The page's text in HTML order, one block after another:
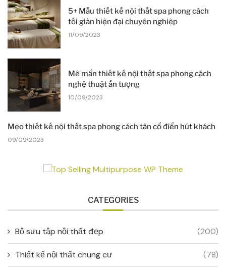
5+ Mẫu thiết kế nội thất spa phong cách
tối giản hiện đại chuyên nghiệp
11/09/2023
Mê mẩn thiết kế nội thất spa phong cách
nghệ thuật ấn tượng
10/09/2023
Mẹo thiết kế nội thất spa phong cách tân cổ điển hút khách
09/09/2023
CATEGORIES
Bộ sưu tập nội thất đẹp (200)
Thiết kế nội thất chung cư (78)